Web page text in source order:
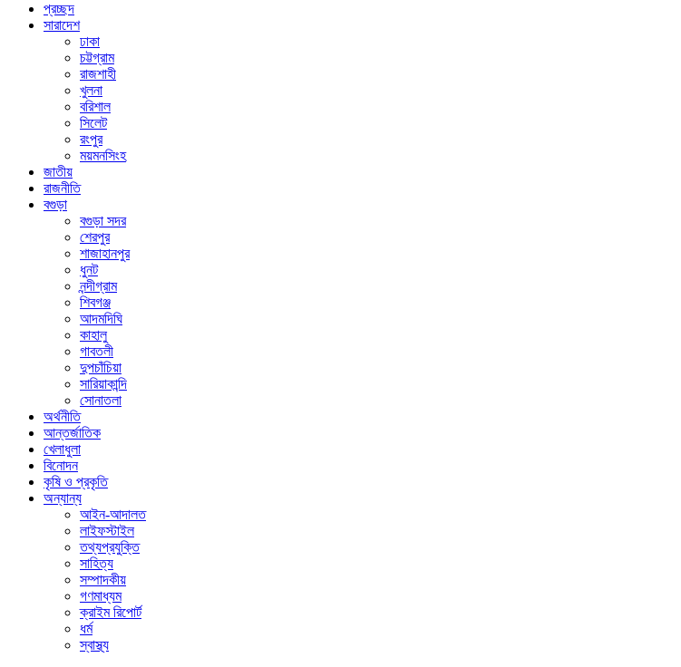
প্রচ্ছদ
সারাদেশ
ঢাকা
চট্টগ্রাম
রাজশাহী
খুলনা
বরিশাল
সিলেট
রংপুর
ময়মনসিংহ
জাতীয়
রাজনীতি
বগুড়া
বগুড়া সদর
শেরপুর
শাজাহানপুর
ধুনট
নন্দীগ্রাম
শিবগঞ্জ
আদমদিঘি
কাহালু
গাবতলী
দুপচাঁচিয়া
সারিয়াকান্দি
সোনাতলা
অর্থনীতি
আন্তর্জাতিক
খেলাধুলা
বিনোদন
কৃষি ও প্রকৃতি
অন্যান্য
আইন-আদালত
লাইফস্টাইল
তথ্যপ্রযুক্তি
সাহিত্য
সম্পাদকীয়
গণমাধ্যম
ক্রাইম রিপোর্ট
ধর্ম
স্বাস্থ্য